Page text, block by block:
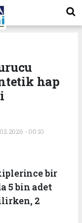
hap
- 00:10
bir
5 bin adet
2